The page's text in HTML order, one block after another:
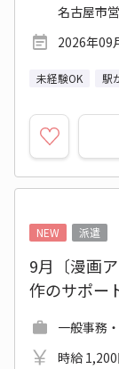
名古屋市
2026年09
未経験OK 駅
NEW
派遣
9月〔漫画
作のサポー
一般事務
時給